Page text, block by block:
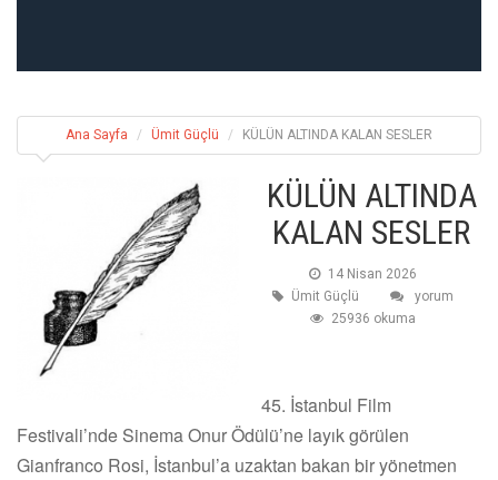
Ana Sayfa Ümit Güçlü KÜLÜN ALTINDA KALAN SESLER
KÜLÜN ALTINDA
KALAN SESLER
14 Nisan 2026
Ümit Güçlü
yorum
25936 okuma
45. İstanbul Film
Festivali’nde Sinema Onur Ödülü’ne layık görülen
Gianfranco Rosi, İstanbul’a uzaktan bakan bir yönetmen